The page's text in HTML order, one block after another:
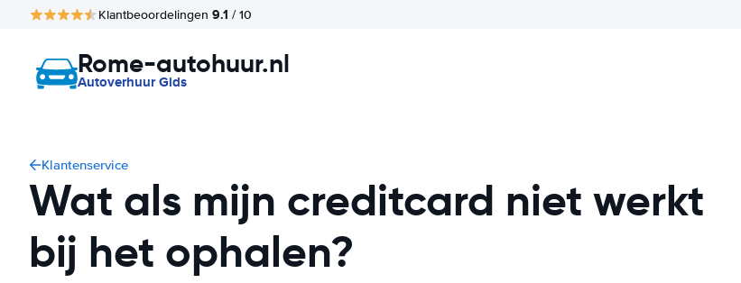
Klantbeoordelingen 9.1 / 10
Rome-autohuur.nl
Autoverhuur Gids
Klantenservice
Wat als mijn creditcard niet werkt
bij het ophalen?